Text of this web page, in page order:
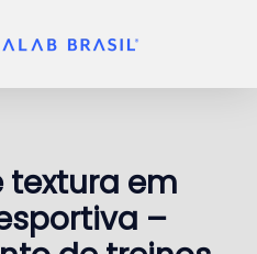
textura em
–